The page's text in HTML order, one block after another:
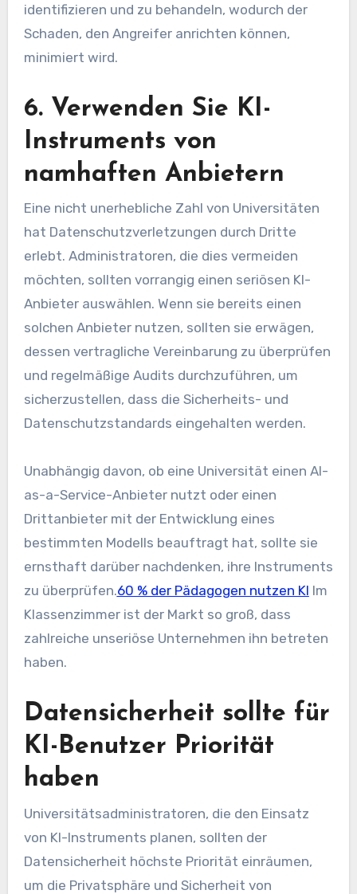
identifizieren und zu behandeln, wodurch der
Schaden, den Angreifer anrichten können,
minimiert wird.
6. Verwenden Sie KI-
Instruments von
namhaften Anbietern
Eine nicht unerhebliche Zahl von Universitäten
hat Datenschutzverletzungen durch Dritte
erlebt. Administratoren, die dies vermeiden
möchten, sollten vorrangig einen seriösen KI-
Anbieter auswählen. Wenn sie bereits einen
solchen Anbieter nutzen, sollten sie erwägen,
dessen vertragliche Vereinbarung zu überprüfen
und regelmäßige Audits durchzuführen, um
sicherzustellen, dass die Sicherheits- und
Datenschutzstandards eingehalten werden.
Unabhängig davon, ob eine Universität einen AI-
as-a-Service-Anbieter nutzt oder einen
Drittanbieter mit der Entwicklung eines
bestimmten Modells beauftragt hat, sollte sie
ernsthaft darüber nachdenken, ihre Instruments
zu überprüfen.60 % der Pädagogen nutzen KI Im
Klassenzimmer ist der Markt so groß, dass
zahlreiche unseriöse Unternehmen ihn betreten
haben.
Datensicherheit sollte für
KI-Benutzer Priorität
haben
Universitätsadministratoren, die den Einsatz
von KI-Instruments planen, sollten der
Datensicherheit höchste Priorität einräumen,
um die Privatsphäre und Sicherheit von